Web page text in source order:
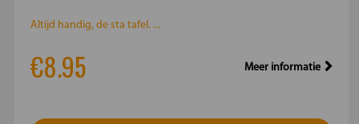
Altijd handig, de sta tafel. ...
€8.95 Meer informatie